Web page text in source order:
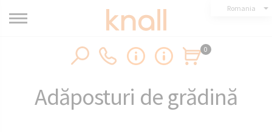
Romania
0
Adăposturi de grădină